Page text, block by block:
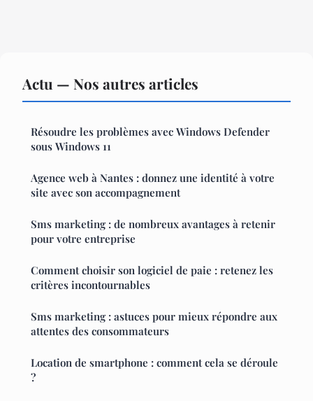
Actu — Nos autres articles
Résoudre les problèmes avec Windows Defender
sous Windows 11
Agence web à Nantes : donnez une identité à votre
site avec son accompagnement
Sms marketing : de nombreux avantages à retenir
pour votre entreprise
Comment choisir son logiciel de paie : retenez les
critères incontournables
Sms marketing : astuces pour mieux répondre aux
attentes des consommateurs
Location de smartphone : comment cela se déroule
?